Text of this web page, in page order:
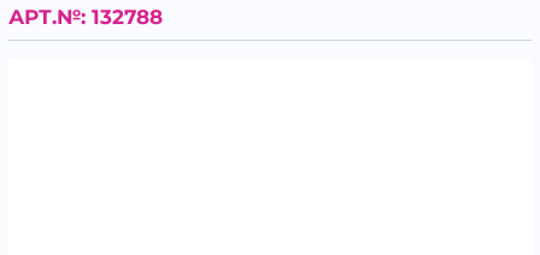
АРТ.№: 132788